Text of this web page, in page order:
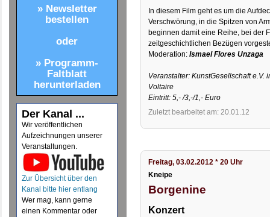
» Newsletter
bestellen
oder
» Programm-
Faltblatt
herunterladen
Der Kanal ...
Wir veröffentlichen
Aufzeichnungen unserer
Veranstaltungen.
Zur Übersicht über den
Kanal bitte hier entlang
Wer mag, kann gerne
einen Kommentar oder
In diesem Film geht es um die
Verschwörung, in die Spitzen von
beginnen damit eine Reihe, bei der
zeitgeschichtlichen Bezügen
Moderation:Ismael Flores Unzaga
Veranstalter: KunstGesellschaft e.V.
Voltaire
Eintritt: 5,- /3,-/1,- Euro
Zuletzt bearbeitet am: 20.01.12
Freitag, 03.02.2012 * 20 Uhr
Kneipe
Borgenine
Konzert